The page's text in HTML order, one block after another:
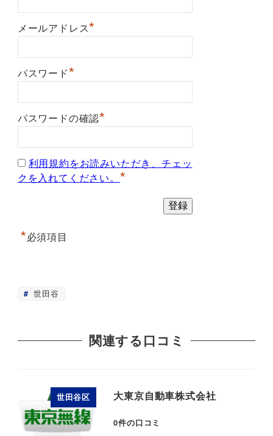
メールアドレス*
パスワード*
パスワードの確認*
利用規約をお読みいただき、チェッ
クを入れてください。 *
*必須項目
世田谷
関連する口コミ
世田谷区 大東京自動車株式会社
0件の口コミ